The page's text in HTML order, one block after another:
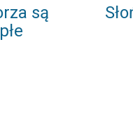
są